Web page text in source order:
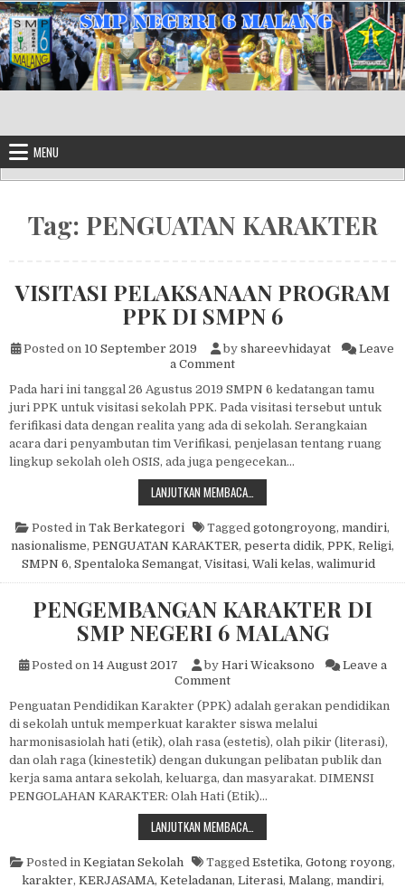
Skip to content
MENU
Tag: PENGUATAN KARAKTER
VISITASI PELAKSANAAN PROGRAM
PPK DI SMPN 6
Posted on 10 September 2019 by shareevhidayat
Leave
a Commenton VISITASI PELAKSANAAN
Pada hari ini tanggal 26 Agustus 2019 SMPN 6 kedatangan tamu
juri PPK untuk visitasi sekolah PPK. Pada visitasi tersebut untuk
ferifikasi data dengan realita yang ada di sekolah. Serangkaian
acara dari penyambutan tim Verifikasi, penjelasan tentang ruang
lingkup sekolah oleh OSIS, ada juga pengecekan…
LANJUTKAN MEMBACA…
Posted in Tak Berkategori Tagged gotongroyong, mandiri,
nasionalisme, PENGUATAN KARAKTER, peserta didik, PPK, Religi,
SMPN 6, Spentaloka Semangat, Visitasi, Wali kelas, walimurid
PENGEMBANGAN KARAKTER DI
SMP NEGERI 6 MALANG
Posted on 14 August 2017 by Hari Wicaksono
Leave a
Commenton PENGEMBANGAN
Penguatan Pendidikan Karakter (PPK) adalah gerakan pendidikan
di sekolah untuk memperkuat karakter siswa melalui
harmonisasiolah hati (etik), olah rasa (estetis), olah pikir (literasi),
dan olah raga (kinestetik) dengan dukungan pelibatan publik dan
kerja sama antara sekolah, keluarga, dan masyarakat. DIMENSI
PENGOLAHAN KARAKTER: Olah Hati (Etik)…
LANJUTKAN MEMBACA…
Posted in Kegiatan Sekolah Tagged Estetika, Gotong royong,
karakter, KERJASAMA, Keteladanan, Literasi, Malang, mandiri,